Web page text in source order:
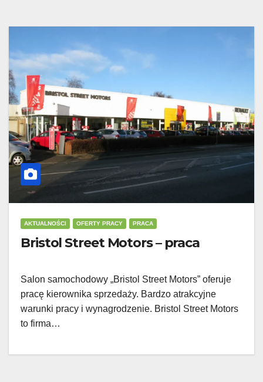
AKTUALNOŚCI OFERTY PRACY PRACA
Bristol Street Motors – praca
Salon samochodowy „Bristol Street Motors” oferuje
pracę kierownika sprzedaży. Bardzo atrakcyjne
warunki pracy i wynagrodzenie. Bristol Street Motors
to firma…